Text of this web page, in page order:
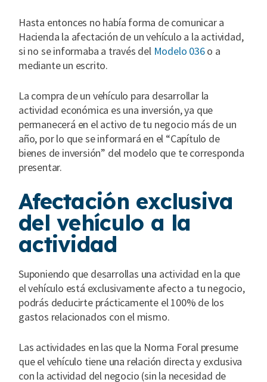
Hasta entonces no había forma de comunicar a
Hacienda la afectación de un vehículo a la actividad,
si no se informaba a través del Modelo 036o a
mediante un escrito.
La compra de un vehículo para desarrollar la
actividad económica es una inversión, ya que
permanecerá en el activo de tu negocio más de un
año, por lo que se informará en el “Capítulo de
bienes de inversión” del modelo que te corresponda
presentar.
Afectación exclusiva
del vehículo a la
actividad
Suponiendo que desarrollas una actividad en la que
el vehículo está exclusivamente afecto a tu negocio,
podrás deducirte prácticamente el 100% de los
gastos relacionados con el mismo.
Las actividades en las que la Norma Foral presume
que el vehículo tiene una relación directa y exclusiva
con la actividad del negocio (sin la necesidad de